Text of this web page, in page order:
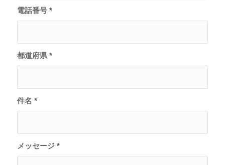
電話番号 *
都道府県 *
件名 *
メッセージ *